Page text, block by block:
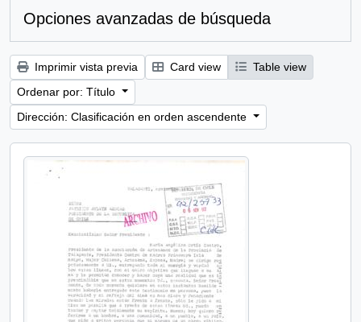
Opciones avanzadas de búsqueda
Imprimir vista previa Card view
Table view
Ordenar por: Título
Dirección: Clasificación en orden ascendente